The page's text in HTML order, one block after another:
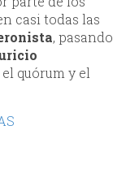
casi todas las
, pasando
quórum y el